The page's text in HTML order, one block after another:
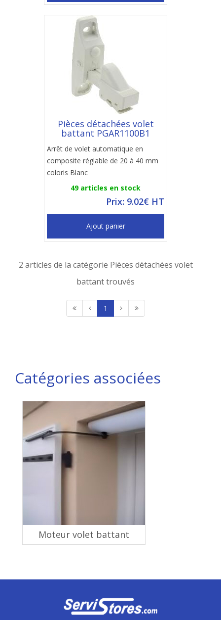
Pièces détachées volet
battant PGAR1100B1
Arrêt de volet automatique en
composite réglable de 20 à 40 mm
coloris Blanc
49 articles en stock
Prix: 9.02€ HT
Ajout panier
2 articles de la catégorie Pièces détachées volet
battant trouvés
1
Catégories associées
Moteur volet battant